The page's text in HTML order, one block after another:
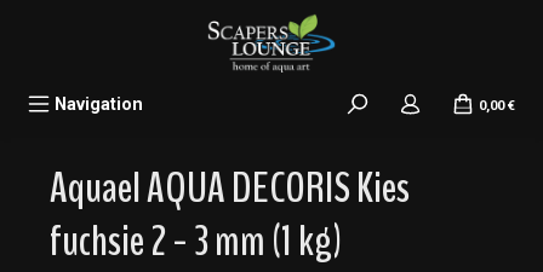
Navigation 0,00 €
Aquael AQUA DECORIS Kies
fuchsie 2 - 3 mm (1 kg)